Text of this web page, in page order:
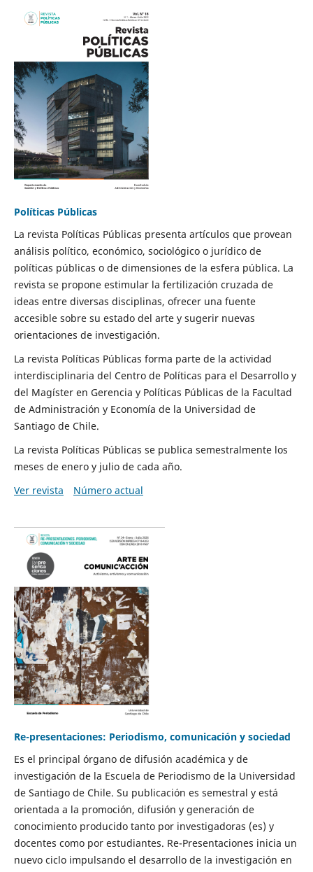
Políticas Públicas
La revista Políticas Públicas presenta artículos que provean
análisis político, económico, sociológico o jurídico de
políticas públicas o de dimensiones de la esfera pública. La
revista se propone estimular la fertilización cruzada de
ideas entre diversas disciplinas, ofrecer una fuente
accesible sobre su estado del arte y sugerir nuevas
orientaciones de investigación.
La revista Políticas Públicas forma parte de la actividad
interdisciplinaria del Centro de Políticas para el Desarrollo y
del Magíster en Gerencia y Políticas Públicas de la Facultad
de Administración y Economía de la Universidad de
Santiago de Chile.
La revista Políticas Públicas se publica semestralmente los
meses de enero y julio de cada año.
Ver revista
Número actual
Re-presentaciones: Periodismo, comunicación y sociedad
Es el principal órgano de difusión académica y de
investigación de la Escuela de Periodismo de la Universidad
de Santiago de Chile. Su publicación es semestral y está
orientada a la promoción, difusión y generación de
conocimiento producido tanto por investigadoras (es) y
docentes como por estudiantes. Re-Presentaciones inicia un
nuevo ciclo impulsando el desarrollo de la investigación en